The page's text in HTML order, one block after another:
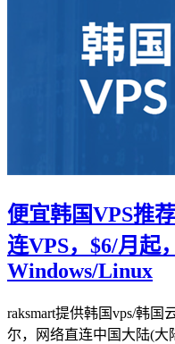
便宜韩国VPS推
连VPS，$6/月起
Windows/Linux
raksmart提供韩国vps/韩
尔，网络直连中国大陆(大